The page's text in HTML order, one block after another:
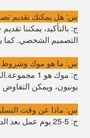
س: هل يمكنك تقديم
ج: بالتأكيد، يمكننا
التصميم الشخصي. كما
س: ما هو موك وشروط
يونيون، ويمكن
س: ماذا عن وقت
ج: 5-25 يوم عمل بعد الدفع، تعتمد على الكمية الخاصة بك.